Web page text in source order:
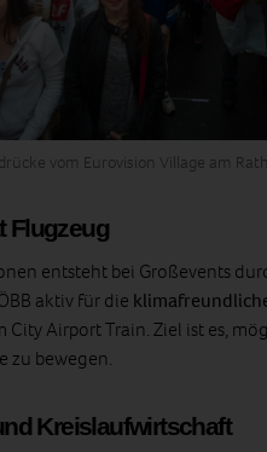
vom Eurovision Village am
Flugzeug
entsteht bei Großevents
aktiv für die
City Airport Train. Ziel ist es,
zu bewegen.
Kreislaufwirtschaft